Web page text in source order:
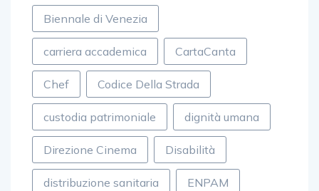
Biennale di Venezia
carriera accademica CartaCanta
Chef Codice Della Strada
custodia patrimoniale dignità umana
Direzione Cinema Disabilità
distribuzione sanitaria ENPAM